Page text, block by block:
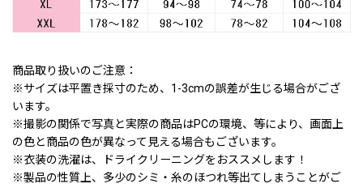
商品取り扱いのご注意：
※サイズは平置き採寸のため、1-3cmの誤差が生じる場合がござ
います。
※撮影の関係で写真と実際の商品はPCの環境、等により、画面上
の色と商品の色が異なって見える場合もございます。
※衣装の洗濯は、ドライクリーニングをおススメします！
※製品の性質上、多少のシミ・糸のほつれ等出てしまうことがご